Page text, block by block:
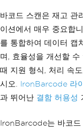
바코드 스캔은 재고 관
이션에서 매우 중요합
를 통합하여 데이터 캡
며, 효율성을 개선할 수
때 지원 형식, 처리 속
시오. IronBarcode 라
과 뛰어난 결함 허용성
IronBarcode는 바코드